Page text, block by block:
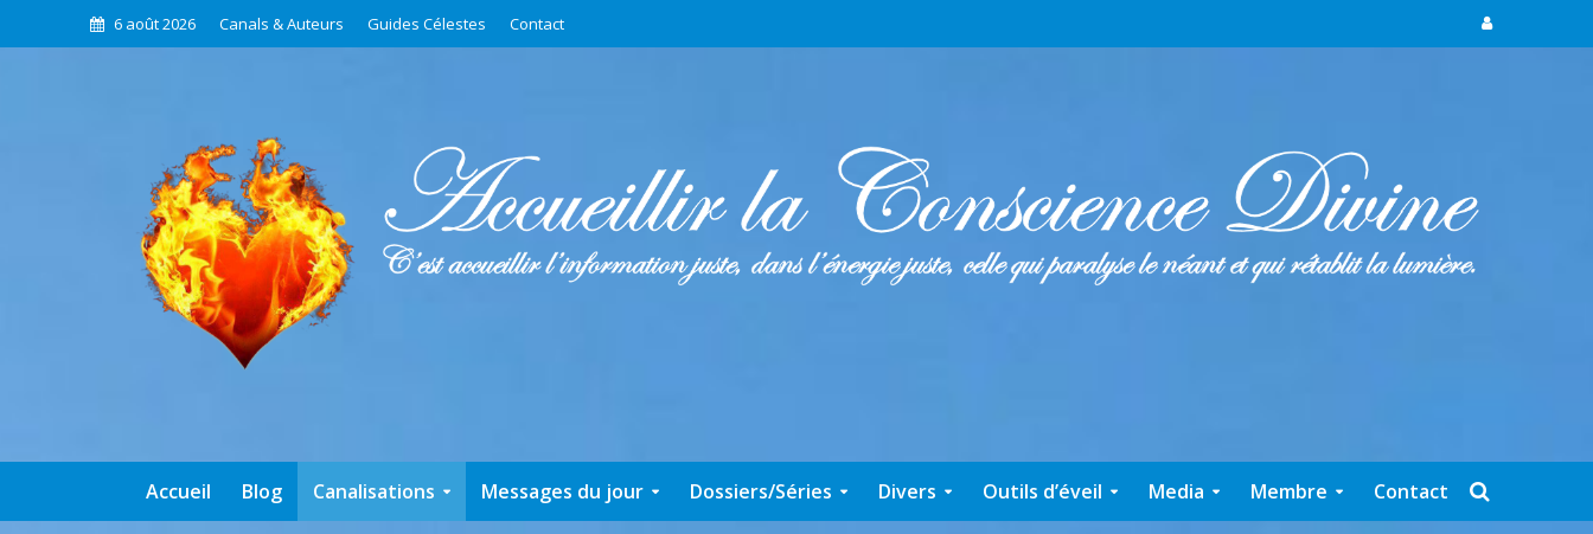
6 août 2026 Canals & Auteurs Guides Célestes Contact
Accueil Blog Canalisations Messages du jour Dossiers/Séries Divers Outils d’éveil Media Membre Contact